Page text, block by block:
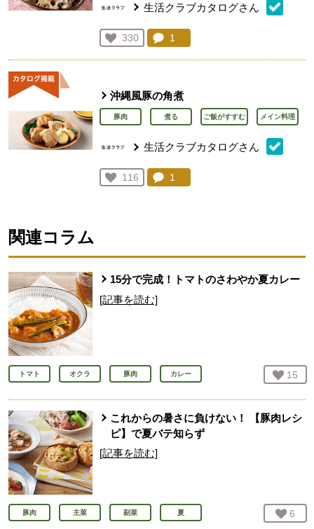
生活クラブカタログさん
お気に入り登録：
330
人が登録
コメント：
1
沖縄風豚の角煮
豚肉 煮る ご飯がすすむ メイン料理
生活クラブカタログさん
お気に入り登録：
116
人が登録
コメント：
1
関連コラム
15分で完成！トマトのさわやか夏カレー
[記事を読む]
トマト オクラ 豚肉 カレー お気
15
これからの暑さに負けない！ 【豚肉レシ
ピ】で夏バテ知らず
[記事を読む]
豚肉 主菜 副菜 夏 お気
6